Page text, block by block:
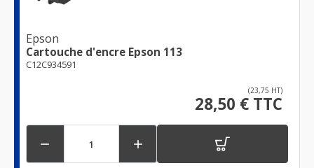
Epson
Cartouche d'encre Epson 113
C12C934591
(23,75 HT)
28,50 € TTC
 